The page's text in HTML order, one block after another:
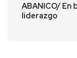
ABANICO/ En
liderazgo